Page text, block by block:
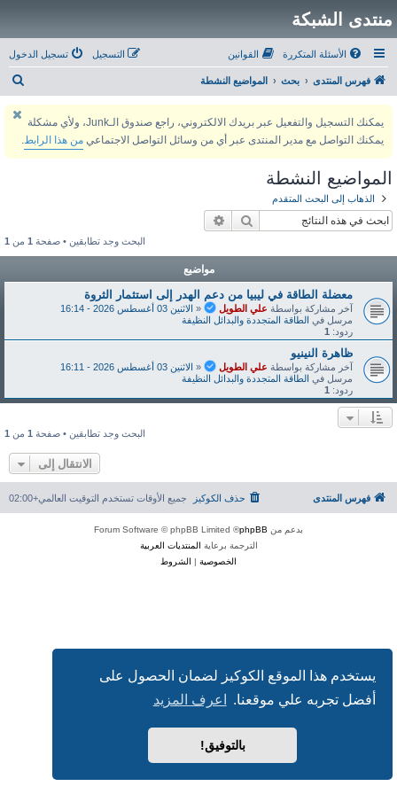
يستخدم هذا الموقع الكوكيز لضمان الحصول على
أفضل تجربه علي موقعنا.
اعرف المزيد
بالتوفيق!
منتدى الشبكة
الأسئلة المتكررة القوانين تسجيل الدخول التسجيل
فهرس المنتدى بحث المواضيع النشطة
يمكنك التسجيل والتفعيل عبر بريدك الالكتروني، راجع صندوق الـJunk، ولأي مشكلة
يمكنك التواصل مع مدير المنتدى عبر أي من وسائل التواصل الاجتماعي من هذا الرابط.
المواضيع النشطة
الذهاب إلى البحث المتقدم
بحث
البحث وجد تطابقين • صفحة 1 من 1
مواضيع
معضلة الطاقة في ليبيا من دعم الهدر إلى استثمار الثروة
آخر مشاركة بواسطة علي الطويل « الاثنين 03 أغسطس 2026 - 16:14
مرسل في الطاقة المتجددة والبدائل النظيفة
ردود: 1
ظاهرة النينيو
آخر مشاركة بواسطة علي الطويل « الاثنين 03 أغسطس 2026 - 16:11
مرسل في الطاقة المتجددة والبدائل النظيفة
ردود: 1
البحث وجد تطابقين • صفحة 1 من 1
الانتقال إلى
فهرس المنتدى جميع الأوقات تستخدم التوقيت العالمي+02:00 حذف الكوكيز
بدعم من phpBB
® Forum Software © phpBB Limited
الترجمة برعاية المنتديات العربية
الخصوصية | الشروط